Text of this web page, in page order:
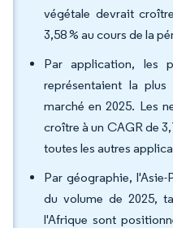
végétale devrait
3,58 % au cours de la
Par application, les
représentaient la
marché en 2025. Les
croître à un CAGR de
toutes les autres
Par géographie,
du volume de 2025,
l'Afrique sont